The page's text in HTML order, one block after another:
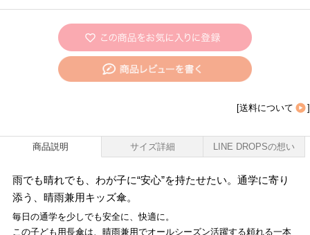
[送料について ]
商品説明 サイズ詳細 LINE DROPSの想い
雨でも晴れでも、わが子に“安心”を持たせたい。通学に寄り
添う、晴雨兼用キッズ傘。
毎日の通学を少しでも安全に、快適に。
この子ども用長傘は、晴雨兼用でオールシーズン活躍する頼れる一本